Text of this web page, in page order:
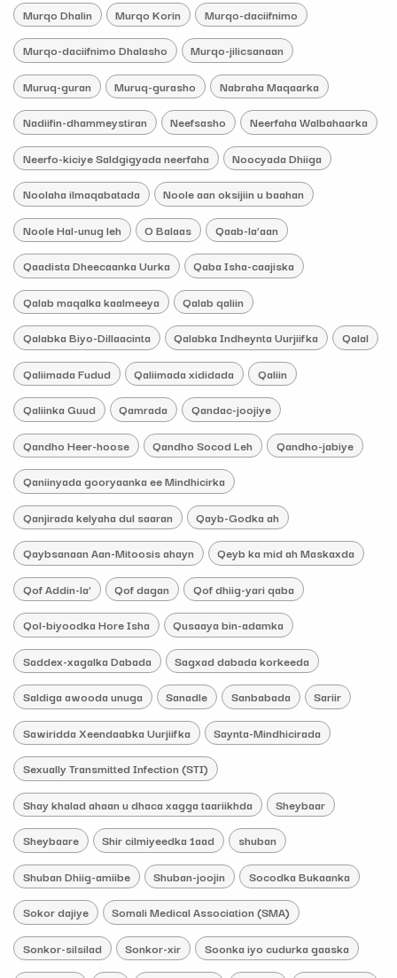
Murqo Dhalin Murqo Korin Murqo-daciifnimo
Murqo-daciifnimo Dhalasho Murqo-jilicsanaan
Muruq-guran Muruq-gurasho Nabraha Maqaarka
Nadiifin-dhammeystiran Neefsasho Neerfaha Walbahaarka
Neerfo-kiciye Saldgigyada neerfaha Noocyada Dhiiga
Noolaha ilmaqabatada Noole aan oksijiin u baahan
Noole Hal-unug leh O Balaas Qaab-la’aan
Qaadista Dheecaanka Uurka Qaba Isha-caajiska
Qalab maqalka kaalmeeya Qalab qaliin
Qalabka Biyo-Dillaacinta Qalabka Indheynta Uurjiifka Qalal
Qaliimada Fudud Qaliimada xididada Qaliin
Qaliinka Guud Qamrada Qandac-joojiye
Qandho Heer-hoose Qandho Socod Leh Qandho-jabiye
Qaniinyada gooryaanka ee Mindhicirka
Qanjirada kelyaha dul saaran Qayb-Godka ah
Qaybsanaan Aan-Mitoosis ahayn Qeyb ka mid ah Maskaxda
Qof Addin-la’ Qof dagan Qof dhiig-yari qaba
Qol-biyoodka Hore Isha Qusaaya bin-adamka
Saddex-xagalka Dabada Sagxad dabada korkeeda
Saldiga awooda unuga Sanadle Sanbabada Sariir
Sawiridda Xeendaabka Uurjiifka Saynta-Mindhicirada
Sexually Transmitted Infection (STI)
Shay khalad ahaan u dhaca xagga taariikhda Sheybaar
Sheybaare Shir cilmiyeedka 1aad shuban
Shuban Dhiig-amiibe Shuban-joojin Socodka Bukaanka
Sokor dajiye Somali Medical Association (SMA)
Sonkor-silsilad Sonkor-xir Soonka iyo cudurka gaaska